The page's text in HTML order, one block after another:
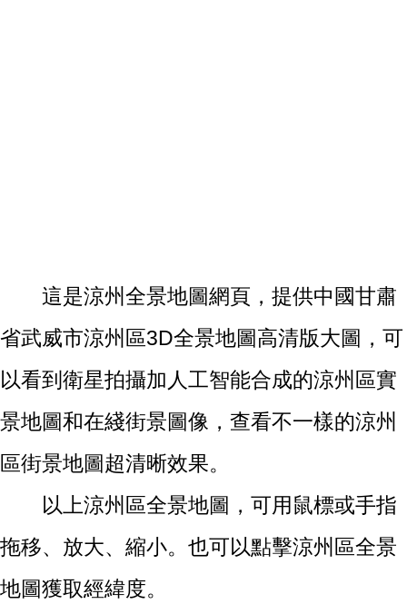
這是涼州全景地圖網頁，提供中國甘肅
省武威市涼州區3D全景地圖高清版大圖，可
以看到衛星拍攝加人工智能合成的涼州區實
景地圖和在綫街景圖像，查看不一樣的涼州
區街景地圖超清晰效果。
以上涼州區全景地圖，可用鼠標或手指
拖移、放大、縮小。也可以點擊涼州區全景
地圖獲取經緯度。